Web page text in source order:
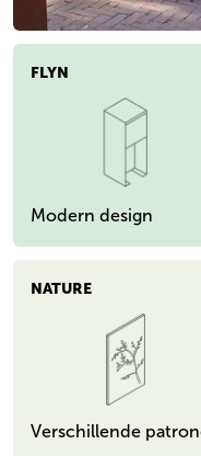
FLYN
Modern design
NATURE
Verschillende